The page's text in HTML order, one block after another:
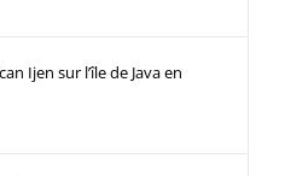
Ijen sur l’île de Java en